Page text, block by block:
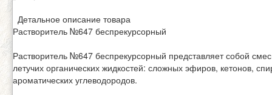
Детальное описание товара
Растворитель №647 беспрекурсорный
Растворитель №647 беспрекурсорный представляет собой
летучих органических жидкостей: сложных эфиров, кетонов,
ароматических углеводородов.